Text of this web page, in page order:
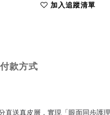
加入追蹤清單
款方式
送真皮層，實現「眼面同步護理